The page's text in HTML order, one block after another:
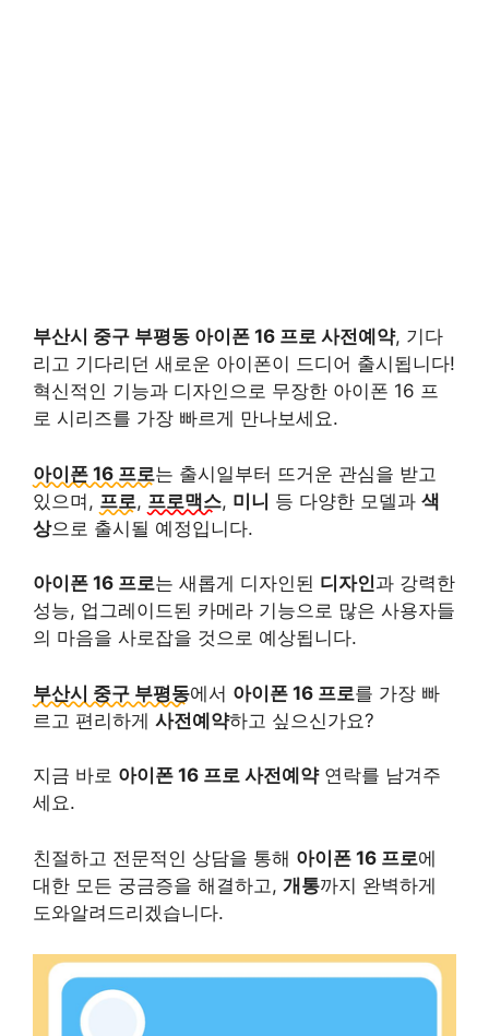
부산시 중구 부평동 아이폰 16 프로 사전예약, 기다
리고 기다리던 새로운 아이폰이 드디어 출시됩니다!
혁신적인 기능과 디자인으로 무장한 아이폰 16 프
로 시리즈를 가장 빠르게 만나보세요.
아이폰 16 프로는 출시일부터 뜨거운 관심을 받고
있으며, 프로, 프로맥스, 미니 등 다양한 모델과 색
상으로 출시될 예정입니다.
아이폰 16 프로는 새롭게 디자인된 디자인과 강력한
성능, 업그레이드된 카메라 기능으로 많은 사용자들
의 마음을 사로잡을 것으로 예상됩니다.
부산시 중구 부평동에서 아이폰 16 프로를 가장 빠
르고 편리하게 사전예약하고 싶으신가요?
지금 바로 아이폰 16 프로 사전예약연락를 남겨주
세요.
친절하고 전문적인 상담을 통해 아이폰 16 프로에
대한 모든 궁금증을 해결하고, 개통까지 완벽하게
도와알려드리겠습니다.